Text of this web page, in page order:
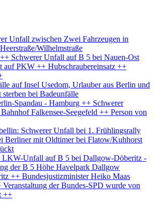
Unfall zwischen Zwei Fahrzeugen in
Wilhelmstraße
Schwerer Unfall auf B 5 bei Nauen-Ost
PKW ++ Hubschraubereinsatz ++
auf Insel Usedom, Urlauber aus Berlin und
sterben bei Badeunfälle
Spandau - Hamburg ++ Schwerer
Falkensee-Seegefeld ++ Person von
Schwerer Unfall bei 1. Frühlingsrally
Berliner mit Oldtimer bei Flatow/Kuhhorst
LKW-Unfall auf B 5 bei Dallgow-Döberitz -
der B 5 Höhe Havelpark Dallgow
++ Bundesjustizminister Heiko Maas
der Bundes-SPD wurde von
++